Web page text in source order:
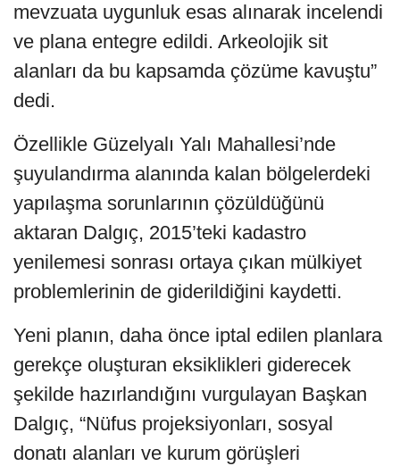
mevzuata uygunluk esas alınarak incelendi
ve plana entegre edildi. Arkeolojik sit
alanları da bu kapsamda çözüme kavuştu”
dedi.
Özellikle Güzelyalı Yalı Mahallesi’nde
şuyulandırma alanında kalan bölgelerdeki
yapılaşma sorunlarının çözüldüğünü
aktaran Dalgıç, 2015’teki kadastro
yenilemesi sonrası ortaya çıkan mülkiyet
problemlerinin de giderildiğini kaydetti.
Yeni planın, daha önce iptal edilen planlara
gerekçe oluşturan eksiklikleri giderecek
şekilde hazırlandığını vurgulayan Başkan
Dalgıç, “Nüfus projeksiyonları, sosyal
donatı alanları ve kurum görüşleri